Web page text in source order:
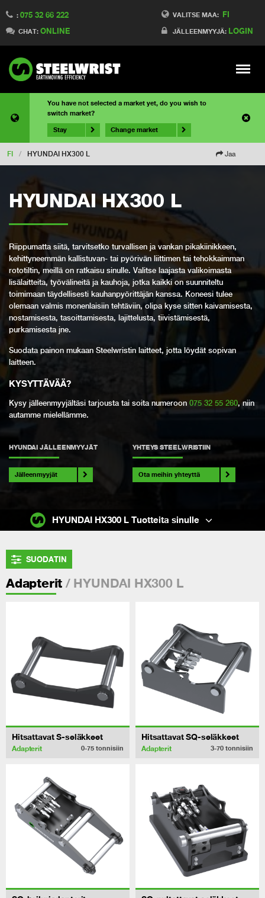
VALITSE MAA: FI
JÄLLEENMYYJÄ: LOGIN
: 075 32 66 222
CHAT: ONLINE
Meny
You have not selected a market yet, do you wish to
switch market?
Stay Change market
FI / HYUNDAI HX300 L Jaa
HYUNDAI HX300 L
Riippumatta siitä, tarvitsetko turvallisen ja vankan pikakiinikkeen,
kehittyneemmän kallistuvan- tai pyörivän liittimen tai tehokkaimman
rototiltin, meillä on ratkaisu sinulle. Valitse laajasta valikoimasta
lisälaitteita, työvälineitä ja kauhoja, jotka kaikki on suunniteltu
toimimaan täydellisesti kauhanpyörittäjän kanssa. Koneesi tulee
olemaan valmis monenlaisiin tehtäviin, olipa kyse sitten kaivamisesta,
nostamisesta, tasoittamisesta, lajittelusta, tiivistämisestä,
purkamisesta jne.
Suodata painon mukaan Steelwristin laitteet, jotta löydät sopivan
laitteen.
KYSYTTÄVÄÄ?
Kysy jälleenmyyjältäsi tarjousta tai soita numeroon 075 32 55 260, niin
autamme mielellämme.
HYUNDAI JÄLLEENMYYJÄT
Jälleenmyyjät
YHTEYS STEELWRISTIIN
Ota meihin yhteyttä
SUODATIN
Adapterit / HYUNDAI HX300 L
Hitsattavat S-seläkkeet
Adapterit 0-75 tonnisiin
Hitsattavat SQ-seläkkeet
Adapterit 3-70 tonnisiin
HYUNDAI HX300 L Tuotteita sinulle